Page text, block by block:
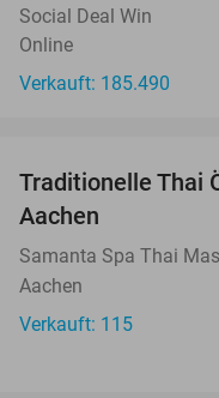
Social Deal Win
Online
Verkauft: 185.490
Traditionelle Thai
Aachen
Samanta Spa Thai
Aachen
Verkauft: 115